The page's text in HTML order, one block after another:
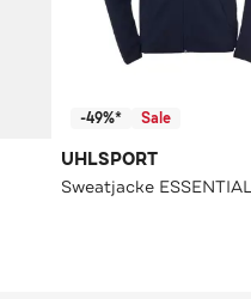
-49%* Sale
UHLSPORT